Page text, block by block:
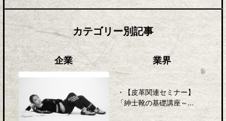
カテゴリー別記事
企業 業界
・
【皮革関連セミナー】
「紳士靴の基礎講座～...